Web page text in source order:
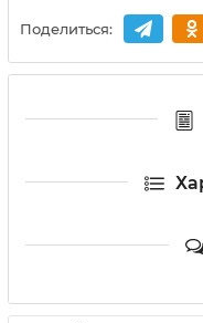
Поделиться: